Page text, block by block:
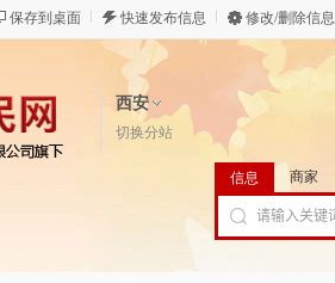
保存到桌面 快速发布信息 修改/删除信息
西安
切换分站
信息 商家